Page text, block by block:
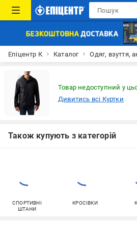
Епіцентр К Каталог Одяг, взуття,
Товар недоступний у
Дивитись всі Куртки
Також купують з категорій
СПОРТИВНІ
ШТАНИ
КРОСІВКИ